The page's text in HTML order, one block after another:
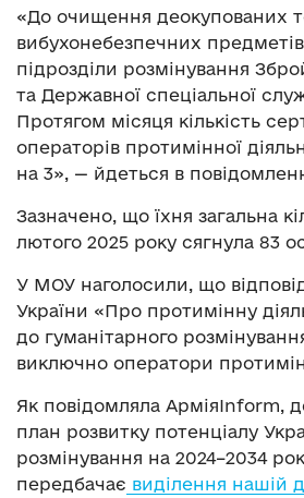
«До очищення деокупованих
вибухонебезпечних
підрозділи розмінування
та Державної спеціальної
Протягом місяця кількість
операторів протимінної
на 3», — йдеться в
Зазначено, що їхня загальна
лютого 2025 року сягнула 83
У МОУ наголосили, що
України «Про протимінну
до гуманітарного
виключно оператори
Як повідомляла АрміяInform,
план розвитку потенціалу
розмінування на 2024–2034
передбачає виділення нашій